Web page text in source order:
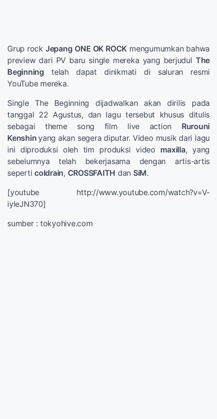
Grup rock Jepang ONE OK ROCK mengumumkan bahwa
preview dari PV baru single mereka yang berjudul The
Beginning telah dapat dinikmati di saluran resmi
YouTube mereka.
Single The Beginning dijadwalkan akan dirilis pada
tanggal 22 Agustus, dan lagu tersebut khusus ditulis
sebagai theme song film live action Rurouni
Kenshinyang akan segera diputar. Video musik dari lagu
ini diproduksi oleh tim produksi video maxilla, yang
sebelumnya telah bekerjasama dengan artis-artis
seperti coldrain, CROSSFAITH dan SiM.
[youtube http://www.youtube.com/watch?v=V-
iyleJN370]
sumber : tokyohive.com